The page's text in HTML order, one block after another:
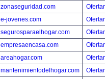
zonaseguridad.com
e-jovenes.com
segurosparaelhogar.com
empresaencasa.com
areahogar.com
mantenimientodelhogar.com